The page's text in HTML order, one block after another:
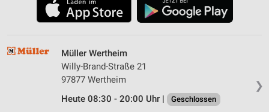
❯
Müller Wertheim
Willy-Brand-Straße 21
97877 Wertheim
Heute 08:30 - 20:00 Uhr |
Geschlossen